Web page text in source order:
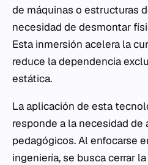
de máquinas o estructuras
necesidad de desmontar
Esta inmersión acelera la
reduce la dependencia
estática.
La aplicación de esta
responde a la necesidad
pedagógicos. Al enfocarse
ingeniería, se busca cerrar